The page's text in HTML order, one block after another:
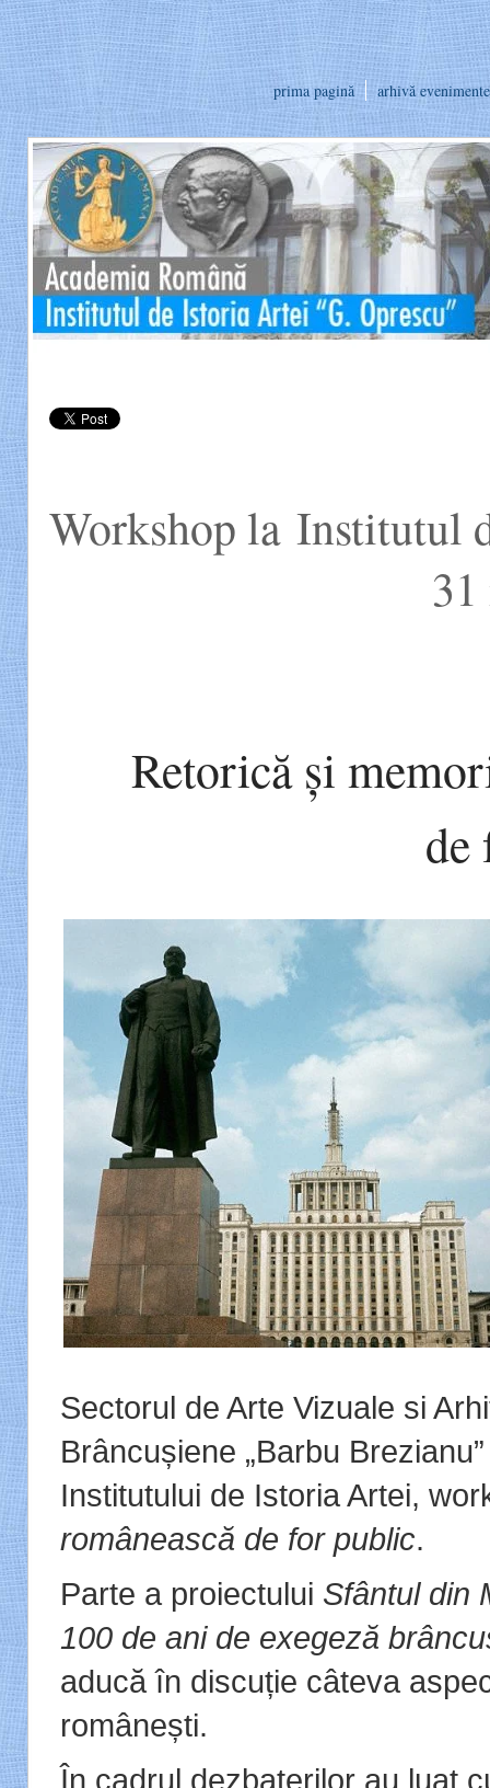
prima pagină arhivă evenimente
Workshop la Institutul
Retorică și
de
Sectorul de Arte Vizuale si
Brâncușiene „Barbu
Institutului de Istoria Artei,
românească de for public.
Parte a proiectului Sfântul din
100 de ani de exegeză
aducă în discuție câteva
românești.
În cadrul dezbaterilor au luat